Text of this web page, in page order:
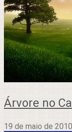
Árvore no
19 de maio de 2010